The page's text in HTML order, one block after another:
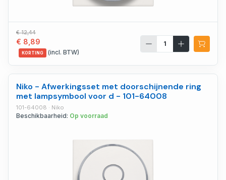
€ 12,44
€ 8,89
KORTING (incl. BTW)
Niko - Afwerkingsset met doorschijnende ring
met lampsymbool voor d - 101-64008
101-64008 · Niko
Beschikbaarheid: Op voorraad